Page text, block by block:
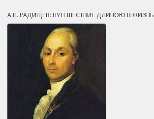
А.Н. РАДИЩЕВ: ПУТЕШЕСТВИЕ ДЛИНОЮ В ЖИЗНЬ